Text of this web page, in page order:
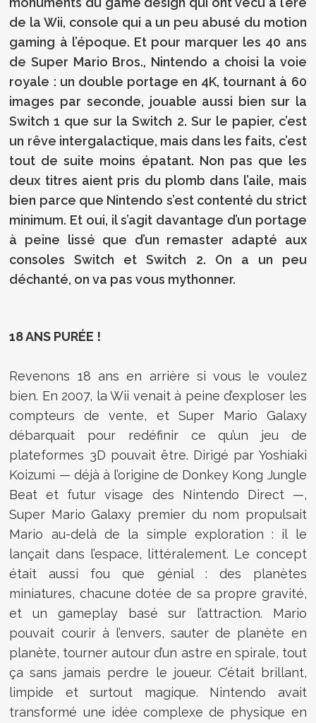
de la Wii, console qui a un peu abusé du motion
gaming à l’époque. Et pour marquer les 40 ans
de Super Mario Bros., Nintendo a choisi la voie
royale : un double portage en 4K, tournant à 60
images par seconde, jouable aussi bien sur la
Switch 1 que sur la Switch 2. Sur le papier, c’est
un rêve intergalactique, mais dans les faits, c’est
tout de suite moins épatant. Non pas que les
deux titres aient pris du plomb dans l’aile, mais
bien parce que Nintendo s’est contenté du strict
minimum. Et oui, il s’agit davantage d’un portage
à peine lissé que d’un remaster adapté aux
consoles Switch et Switch 2. On a un peu
déchanté, on va pas vous mythonner.
18 ANS PURÉE !
Revenons 18 ans en arrière si vous le voulez
bien. En 2007, la Wii venait à peine d’exploser les
compteurs de vente, et Super Mario Galaxy
débarquait pour redéfinir ce qu’un jeu de
plateformes 3D pouvait être. Dirigé par Yoshiaki
Koizumi — déjà à l’origine de Donkey Kong Jungle
Beat et futur visage des Nintendo Direct —,
Super Mario Galaxy premier du nom propulsait
Mario au-delà de la simple exploration : il le
lançait dans l’espace, littéralement. Le concept
était aussi fou que génial : des planètes
miniatures, chacune dotée de sa propre gravité,
et un gameplay basé sur l’attraction. Mario
pouvait courir à l’envers, sauter de planète en
planète, tourner autour d’un astre en spirale, tout
ça sans jamais perdre le joueur. C’était brillant,
limpide et surtout magique. Nintendo avait
transformé une idée complexe de physique en